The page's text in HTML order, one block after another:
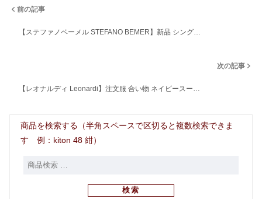
前の記事
【ステファノベーメル STEFANO BEMER】新品 シング…
次の記事
【レオナルディ Leonardi】注文服 合い物 ネイビースー…
商品を検索する（半角スペースで区切ると複数検索できま
す 例：kiton 48 紺）
検索